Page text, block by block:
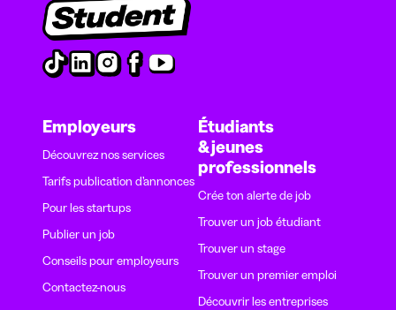
Employeurs
Découvrez nos services
Tarifs publication d’annonces
Pour les startups
Publier un job
Conseils pour employeurs
Contactez-nous
Étudiants
& jeunes
professionnels
Crée ton alerte de job
Trouver un job étudiant
Trouver un stage
Trouver un premier emploi
Découvrir les entreprises